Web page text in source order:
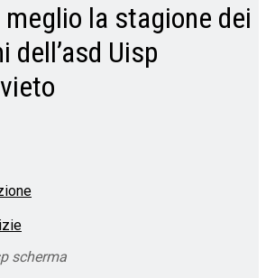
la stagione dei
dell’asd Uisp
scherma